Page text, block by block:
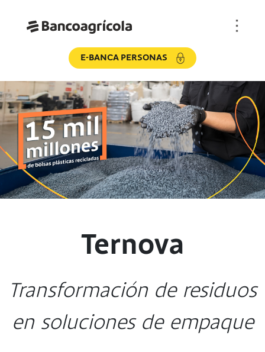
E-BANCA PERSONAS
Ternova
Transformación de residuos
en soluciones de empaque